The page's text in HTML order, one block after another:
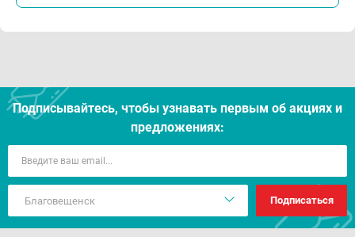
Подписывайтесь, чтобы узнавать первым об акцияx и
предложениях:
Подписаться